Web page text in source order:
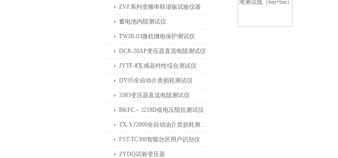
ZVF系列变频串联谐振试验仪器
蓄电池内阻测试仪
TWJB-03微机继电保护测试仪
DCR-20AP变压器直流电阻测试仪
JYTF-Ⅱ互感器特性综合测试仪
DY05全自动介质损耗测试仪
3383变压器直流电阻测试仪
BKFC－3218D低电压阻抗测试仪
TX-YJ2000全自动油介质损耗测试仪
FST-TC300智能台区用户识别仪
ZYDQ试验变压器